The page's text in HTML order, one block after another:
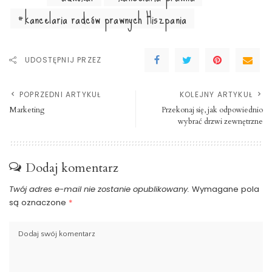
kancelaria radców prawnych Hiszpania
UDOSTĘPNIJ PRZEZ
POPRZEDNI ARTYKUŁ
Marketing
KOLEJNY ARTYKUŁ
Przekonaj się, jak odpowiednio
wybrać drzwi zewnętrzne
Dodaj komentarz
Twój adres e-mail nie zostanie opublikowany. Wymagane pola
są oznaczone *